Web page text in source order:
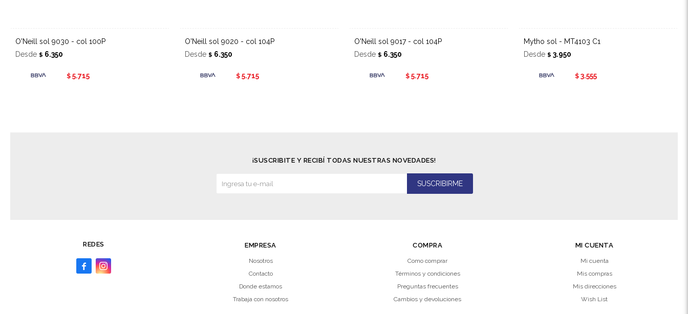
O'Neill sol 9030 - col 100P
Desde $ 6.350
$ 5.715
O'Neill sol 9020 - col 104P
Desde $ 6.350
$ 5.715
O'Neill sol 9017 - col 104P
Desde $ 6.350
$ 5.715
Mytho sol - MT4103 C1
Desde $ 3.950
$ 3.555
REDES
 
EMPRESA
Nosotros
Contacto
Donde estamos
Trabaja con nosotros
COMPRA
Como comprar
Términos y condiciones
Preguntas frecuentes
Cambios y devoluciones
MI CUENTA
Mi cuenta
Mis compras
Mis direcciones
Wish List
¡SUSCRIBITE Y RECIBÍ TODAS NUESTRAS NOVEDADES!
SUSCRIBIRME